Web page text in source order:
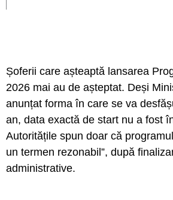
Șoferii care așteaptă lansarea
2026 mai au de așteptat. Deși
anunțat forma în care se va
an, data exactă de start nu a fost
Autoritățile spun doar că
un termen rezonabil”, după
administrative.